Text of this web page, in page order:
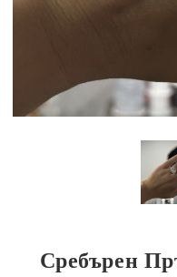
Сребърен